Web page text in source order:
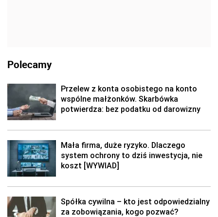
Polecamy
Przelew z konta osobistego na konto
wspólne małżonków. Skarbówka
potwierdza: bez podatku od darowizny
Mała firma, duże ryzyko. Dlaczego
system ochrony to dziś inwestycja, nie
koszt [WYWIAD]
Spółka cywilna – kto jest odpowiedzialny
za zobowiązania, kogo pozwać?